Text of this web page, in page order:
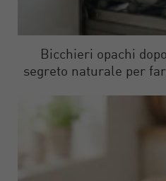
Bicchieri opachi
segreto naturale per